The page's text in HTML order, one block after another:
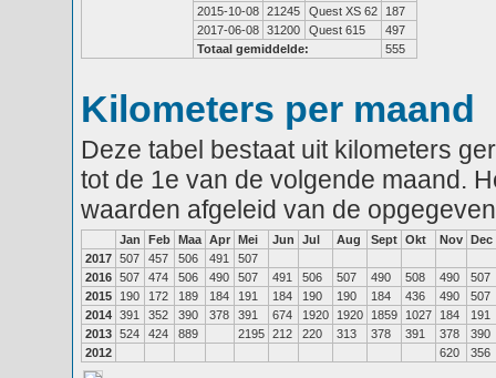
2015-10-08 21245 Quest XS 62
187
2017-06-08 31200 Quest 615
497
Totaal gemiddelde:
555
Kilometers per maand
Deze tabel bestaat uit kilometers
tot de 1e van de volgende maand.
waarden afgeleid van de
Jan Feb Maa Apr Mei Jun Jul Aug Sept Okt Nov Dec
2017 507 457 506 491
507
2016 507 474 506 490 507 491 506 507 490 508 490
507
2015
190 172 189 184 191 184 190 190 184 436 490
507
2014 391 352 390 378 391 674 1920 1920 1859 1027 184
191
2013 524 424 889 2195 212 220 313 378 391 378
390
2012
620 356